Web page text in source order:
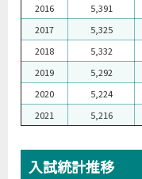
2016
5,391
2017
5,325
2018
5,332
2019
5,292
2020
5,224
2021
5,216
入試統計推移